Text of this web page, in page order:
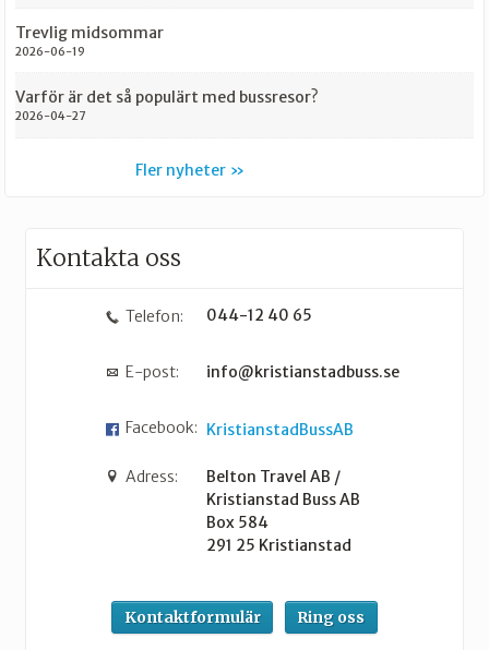
Trevlig midsommar
2026-06-19
Varför är det så populärt med bussresor?
2026-04-27
Fler nyheter
Kontakta oss
Telefon: 044-12 40 65
E-post: info@kristianstadbuss.se
Facebook: KristianstadBussAB
Adress:
Belton Travel AB /
Kristianstad Buss AB
Box 584
291 25 Kristianstad
Kontaktformulär Ring oss